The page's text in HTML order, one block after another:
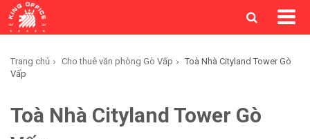
Trang chủ Cho thuê văn phòng Gò Vấp
Toà Nhà Cityland Tower Gò
Vấp
Toà Nhà Cityland Tower Gò